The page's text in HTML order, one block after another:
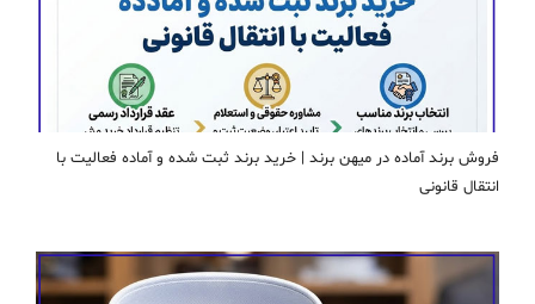
فروش برند آماده در میهن برند | خرید برند ثبت شده و آماده فعالیت با
انتقال قانونی